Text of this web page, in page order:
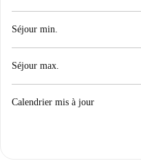
Séjour min.
Séjour max.
Calendrier mis à jour